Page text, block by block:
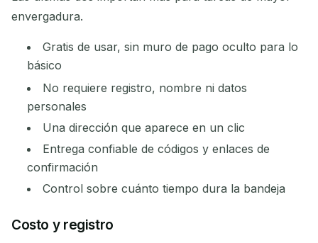
envergadura.
Gratis de usar, sin muro de pago oculto para lo
básico
No requiere registro, nombre ni datos
personales
Una dirección que aparece en un clic
Entrega confiable de códigos y enlaces de
confirmación
Control sobre cuánto tiempo dura la bandeja
Costo y registro